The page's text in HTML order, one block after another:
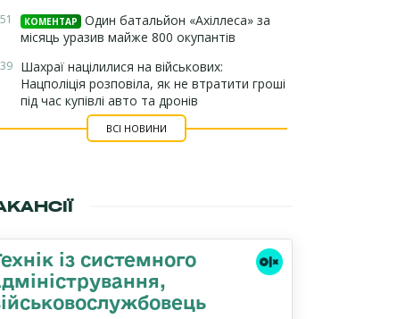
КОМЕНТАР
Один батальйон «Ахіллеса» за
місяць уразив майже 800 окупантів
Шахраї націлилися на військових:
Нацполіція розповіла, як не втратити гроші
під час купівлі авто та дронів
ВСІ НОВИНИ
із системного